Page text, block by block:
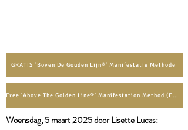
GRATIS 'Boven De Gouden Lijn®' Manifestatie Methode
Free 'Above The Golden Line®' Manifestation Method (English)
Woensdag, 5 maart2025 door Lisette Lucas:​